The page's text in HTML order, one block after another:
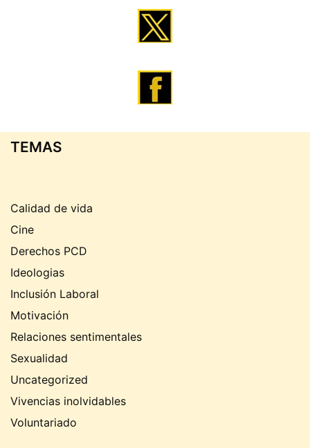
TEMAS
Calidad de vida
Cine
Derechos PCD
Ideologias
Inclusión Laboral
Motivación
Relaciones sentimentales
Sexualidad
Uncategorized
Vivencias inolvidables
Voluntariado